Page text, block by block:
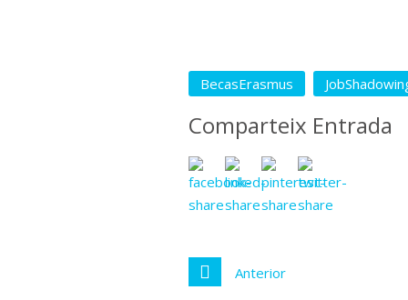
BecasErasmus
Comparteix Entrada
Anterior